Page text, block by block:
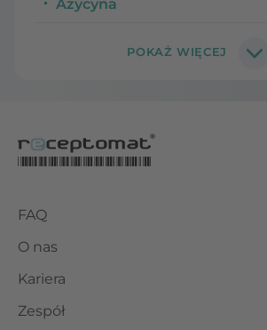
Azycyna
FAQ
O nas
Kariera
Zespół